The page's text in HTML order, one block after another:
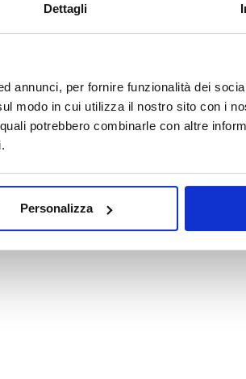
Dettagli
annunci, per fornire funzionalità dei
modo in cui utilizza il nostro sito con i
potrebbero combinarle con altre
Personalizza
SCEGLI